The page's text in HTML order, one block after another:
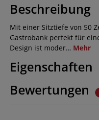
Beschreibung
Mit einer Sitztiefe von 50
Gastrobank perfekt für
Design ist moder… Mehr
Eigenschaften
Bewertungen